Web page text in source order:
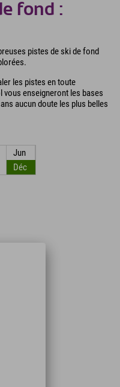
fond :
pistes de ski de fond
les pistes en toute
enseigneront les bases
aucun doute les plus belles
Jun
Déc